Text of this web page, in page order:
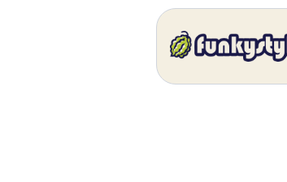
Home Our Products